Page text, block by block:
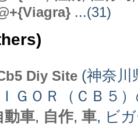
+{Viagra} ...(31)
Diy Site (神奈川
ＧＯＲ（ＣＢ５
動車, 自作, 車, ビ